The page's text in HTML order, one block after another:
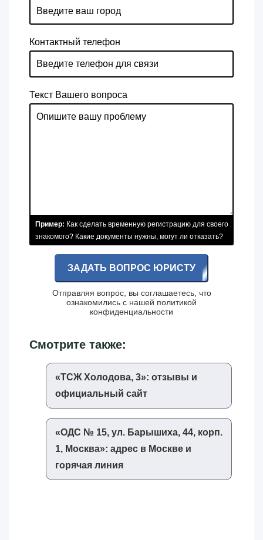
Контактный телефон
Текст Вашего вопроса
Пример: Как сделать временную регистрацию для своего
знакомого? Какие документы нужны, могут ли отказать?
ЗАДАТЬ ВОПРОС ЮРИСТУ
Отправляя вопрос, вы соглашаетесь, что
ознакомились с нашей политикой
конфиденциальности
Смотрите также:
«‎ТСЖ Холодова, 3»‎: отзывы и
официальный сайт
«‎ОДС № 15, ул. Барышиха, 44, корп.
1, Москва»‎: адрес в Москве и
горячая линия